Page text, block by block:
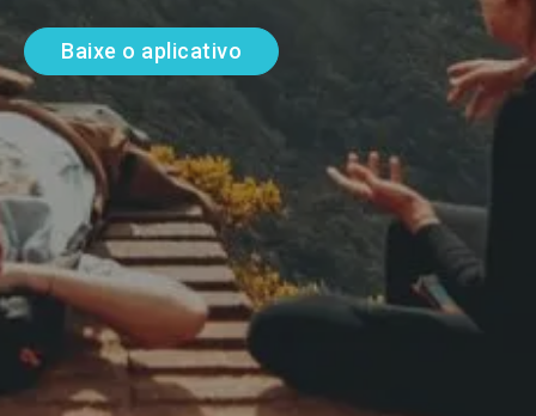
Baixe o aplicativo